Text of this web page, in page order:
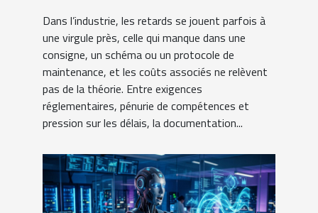
industriels
Dans l’industrie, les retards se jouent parfois à
une virgule près, celle qui manque dans une
consigne, un schéma ou un protocole de
maintenance, et les coûts associés ne relèvent
pas de la théorie. Entre exigences
réglementaires, pénurie de compétences et
pression sur les délais, la documentation...